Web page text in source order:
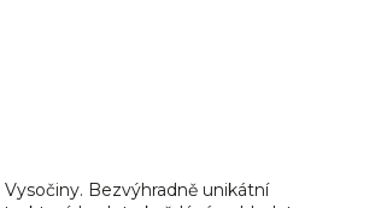
Bezvýhradně unikátní